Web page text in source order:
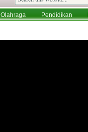
Olahraga Pendidikan